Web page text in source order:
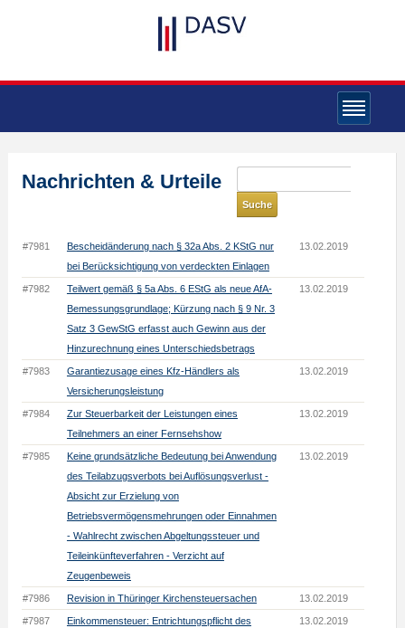
Nachrichten & Urteile
#7981
Bescheidänderung nach § 32a Abs. 2 KStG nur
bei Berücksichtigung von verdeckten Einlagen
13.02.2019
#7982
Teilwert gemäß § 5a Abs. 6 EStG als neue AfA-
Bemessungsgrundlage; Kürzung nach § 9 Nr. 3
Satz 3 GewStG erfasst auch Gewinn aus der
Hinzurechnung eines Unterschiedsbetrags
13.02.2019
#7983
Garantiezusage eines Kfz-Händlers als
Versicherungsleistung
13.02.2019
#7984
Zur Steuerbarkeit der Leistungen eines
Teilnehmers an einer Fernsehshow
13.02.2019
#7985
Keine grundsätzliche Bedeutung bei Anwendung
des Teilabzugsverbots bei Auflösungsverlust -
Absicht zur Erzielung von
Betriebsvermögensmehrungen oder Einnahmen
- Wahlrecht zwischen Abgeltungssteuer und
Teileinkünfteverfahren - Verzicht auf
Zeugenbeweis
13.02.2019
#7986 Revision in Thüringer Kirchensteuersachen 13.02.2019
#7987
Einkommensteuer: Entrichtungspflicht des
13.02.2019